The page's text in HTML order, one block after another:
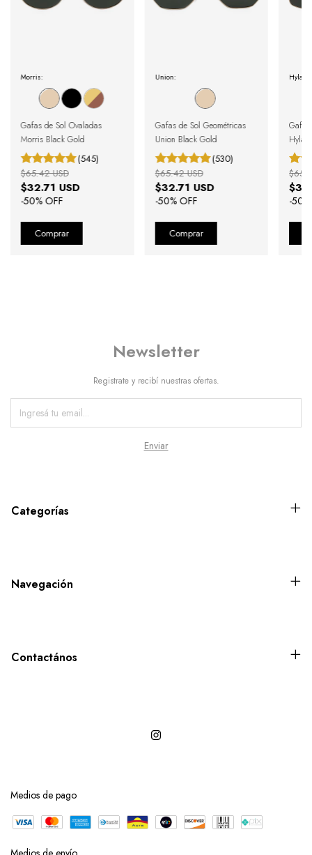
Morris:
Gafas de Sol Ovaladas
Morris Black Gold
(545)
$32.71 USD
-50% OFF
$65.42 USD
Union:
Gafas de Sol Geométricas
Union Black Gold
(530)
$32.71 USD
-50% OFF
$65.42 USD
Hylan:
Gafas
-50
Newsletter
Registrate y recibí nuestras ofertas.
Categorías
Navegación
Contactános
Medios de pago